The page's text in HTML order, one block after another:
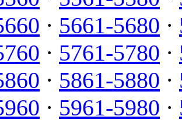
· 5661-5680 ·
· 5761-5780 ·
· 5861-5880 ·
· 5961-5980 ·